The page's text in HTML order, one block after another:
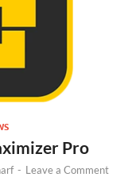
Pro
- Leave a Comment